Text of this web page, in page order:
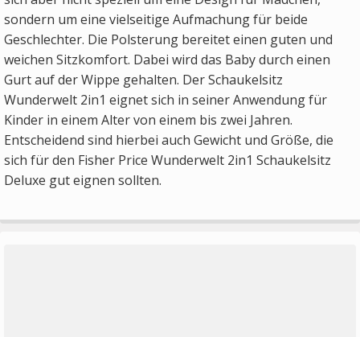
sondern um eine vielseitige Aufmachung für beide
Geschlechter. Die Polsterung bereitet einen guten und
weichen Sitzkomfort. Dabei wird das Baby durch einen
Gurt auf der Wippe gehalten. Der Schaukelsitz
Wunderwelt 2in1 eignet sich in seiner Anwendung für
Kinder in einem Alter von einem bis zwei Jahren.
Entscheidend sind hierbei auch Gewicht und Größe, die
sich für den Fisher Price Wunderwelt 2in1 Schaukelsitz
Deluxe gut eignen sollten.